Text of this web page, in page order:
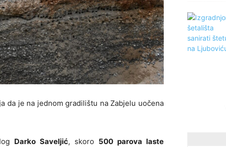
da je na jednom gradilištu na Zabjelu uočena
Darko Saveljić, skoro 500 parova laste